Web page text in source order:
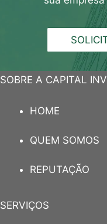
SOBRE A CAPITAL
HOME
QUEM SOMOS
REPUTAÇÃO
SERVIÇOS